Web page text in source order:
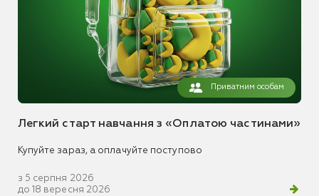
Приватним особам
Легкий старт навчання з «Оплатою частинами»
Купуйте зараз, а оплачуйте поступово
з 5 серпня 2026
до 18 вересня 2026